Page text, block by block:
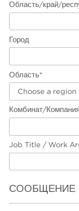
Область/край/
Город
Область*
Choose a region
Комбинат/Компания
Job Title / Work
СООБЩЕНИЕ